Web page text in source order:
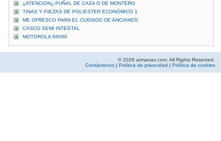
¡¡ATENCION¡¡ PUÑAL DE CAZA O DE MONTERO
TINAS Y PIEZAS DE POLIESTER ECONÓMICO 1
ME OFRESCO PARA EL CUIDADO DE ANCIANOS
CASCO SEMI INTEGTAL
MOTOROLA 68000
© 2026 armanax.com. All Rights Reserved.
Contáctenos | Política de privacidad | Política de cookies